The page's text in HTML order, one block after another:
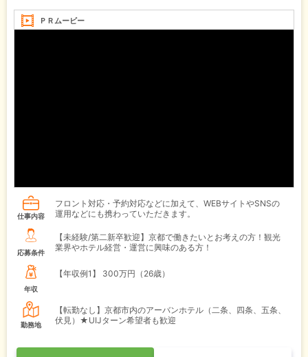
ＰＲムービー
仕事内容
フロント対応・予約対応などに加えて、WEBサイトやSNSの
運用などにも携わっていただきます。
応募条件
【未経験/第二新卒歓迎】京都で働きたいとお考えの方！観光
業界やホテル経営・運営に興味のある方！
年収
【年収例1】 300万円（26歳）
勤務地
【転勤なし】京都市内のアーバンホテル（二条、四条、五条、
伏見）★UIJターン希望者も歓迎